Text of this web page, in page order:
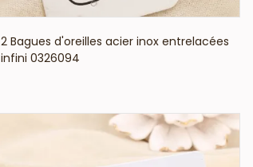
VOIR LE PRIX
2 Bagues d'oreilles acier inox entrelacées
infini 0326094